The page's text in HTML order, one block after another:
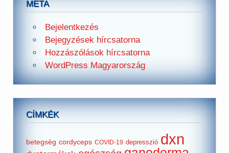
META
Bejelentkezés
Bejegyzések hírcsatorna
Hozzászólások hírcsatorna
WordPress Magyarország
CÍMKÉK
betegség cordyceps COVID-19 depresszió dxn